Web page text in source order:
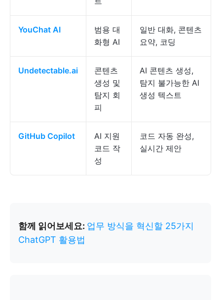
YouChat AI
범용 대
화형 AI
일반 대화, 콘텐츠
요약, 코딩
Undetectable.ai
콘텐츠
생성 및
탐지 회
피
AI 콘텐츠 생성,
탐지 불가능한 AI
생성 텍스트
GitHub Copilot
AI 지원
코드 작
성
코드 자동 완성,
실시간 제안
함께 읽어보세요: 업무 방식을 혁신할 25가지
ChatGPT 활용법